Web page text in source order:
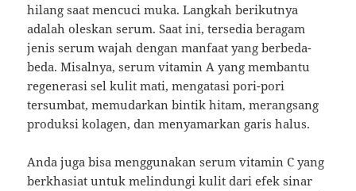
hilang saat mencuci muka. Langkah berikutnya
adalah oleskan serum. Saat ini, tersedia beragam
jenis serum wajah dengan manfaat yang berbeda-
beda. Misalnya, serum vitamin A yang membantu
regenerasi sel kulit mati, mengatasi pori-pori
tersumbat, memudarkan bintik hitam, merangsang
produksi kolagen, dan menyamarkan garis halus.
Anda juga bisa menggunakan serum vitamin C yang
berkhasiat untuk melindungi kulit dari efek sinar